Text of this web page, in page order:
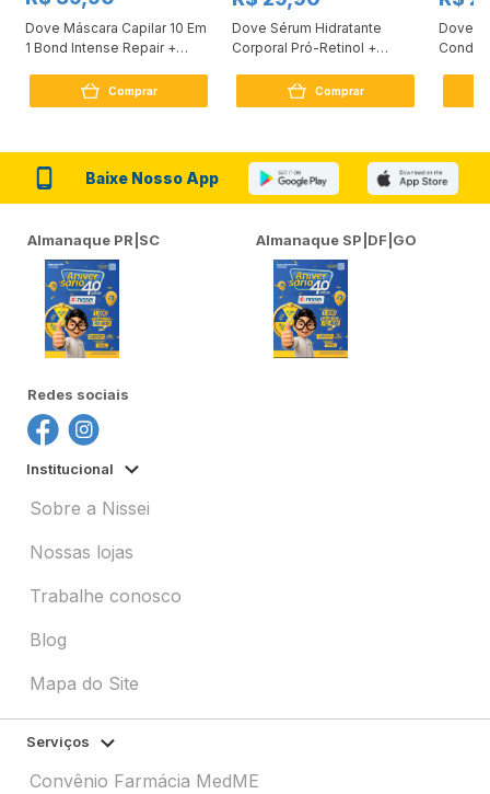
Dove Máscara Capilar 10 Em
1 Bond Intense Repair +
Comprar
Dove Sérum Hidratante
Corporal Pró-Retinol +
Comprar
Dove
Baixe Nosso App
Almanaque PR|SC Almanaque SP|DF|GO
Redes sociais
Institucional
Sobre a Nissei
Nossas lojas
Trabalhe conosco
Blog
Mapa do Site
Serviços
Convênio Farmácia MedME